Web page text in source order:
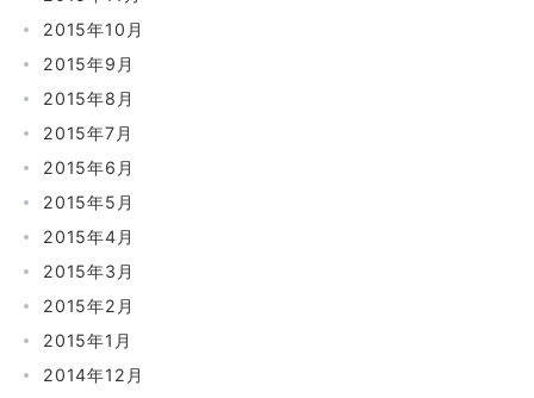
2015年10月
2015年9月
2015年8月
2015年7月
2015年6月
2015年5月
2015年4月
2015年3月
2015年2月
2015年1月
2014年12月